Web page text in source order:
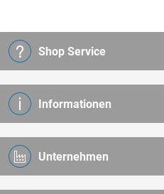
Shop Service
Informationen
Unternehmen